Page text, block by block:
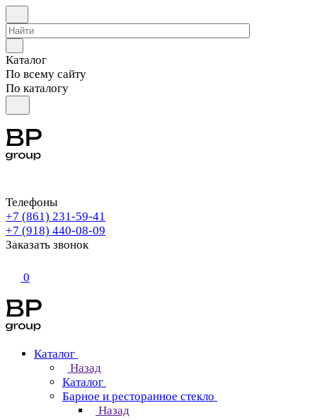
Каталог
По всему сайту
По каталогу
Телефоны
+7 (861) 231-59-41
+7 (918) 440-08-09
Заказать звонок
0
Каталог
Назад
Каталог
Барное и ресторанное стекло
Назад